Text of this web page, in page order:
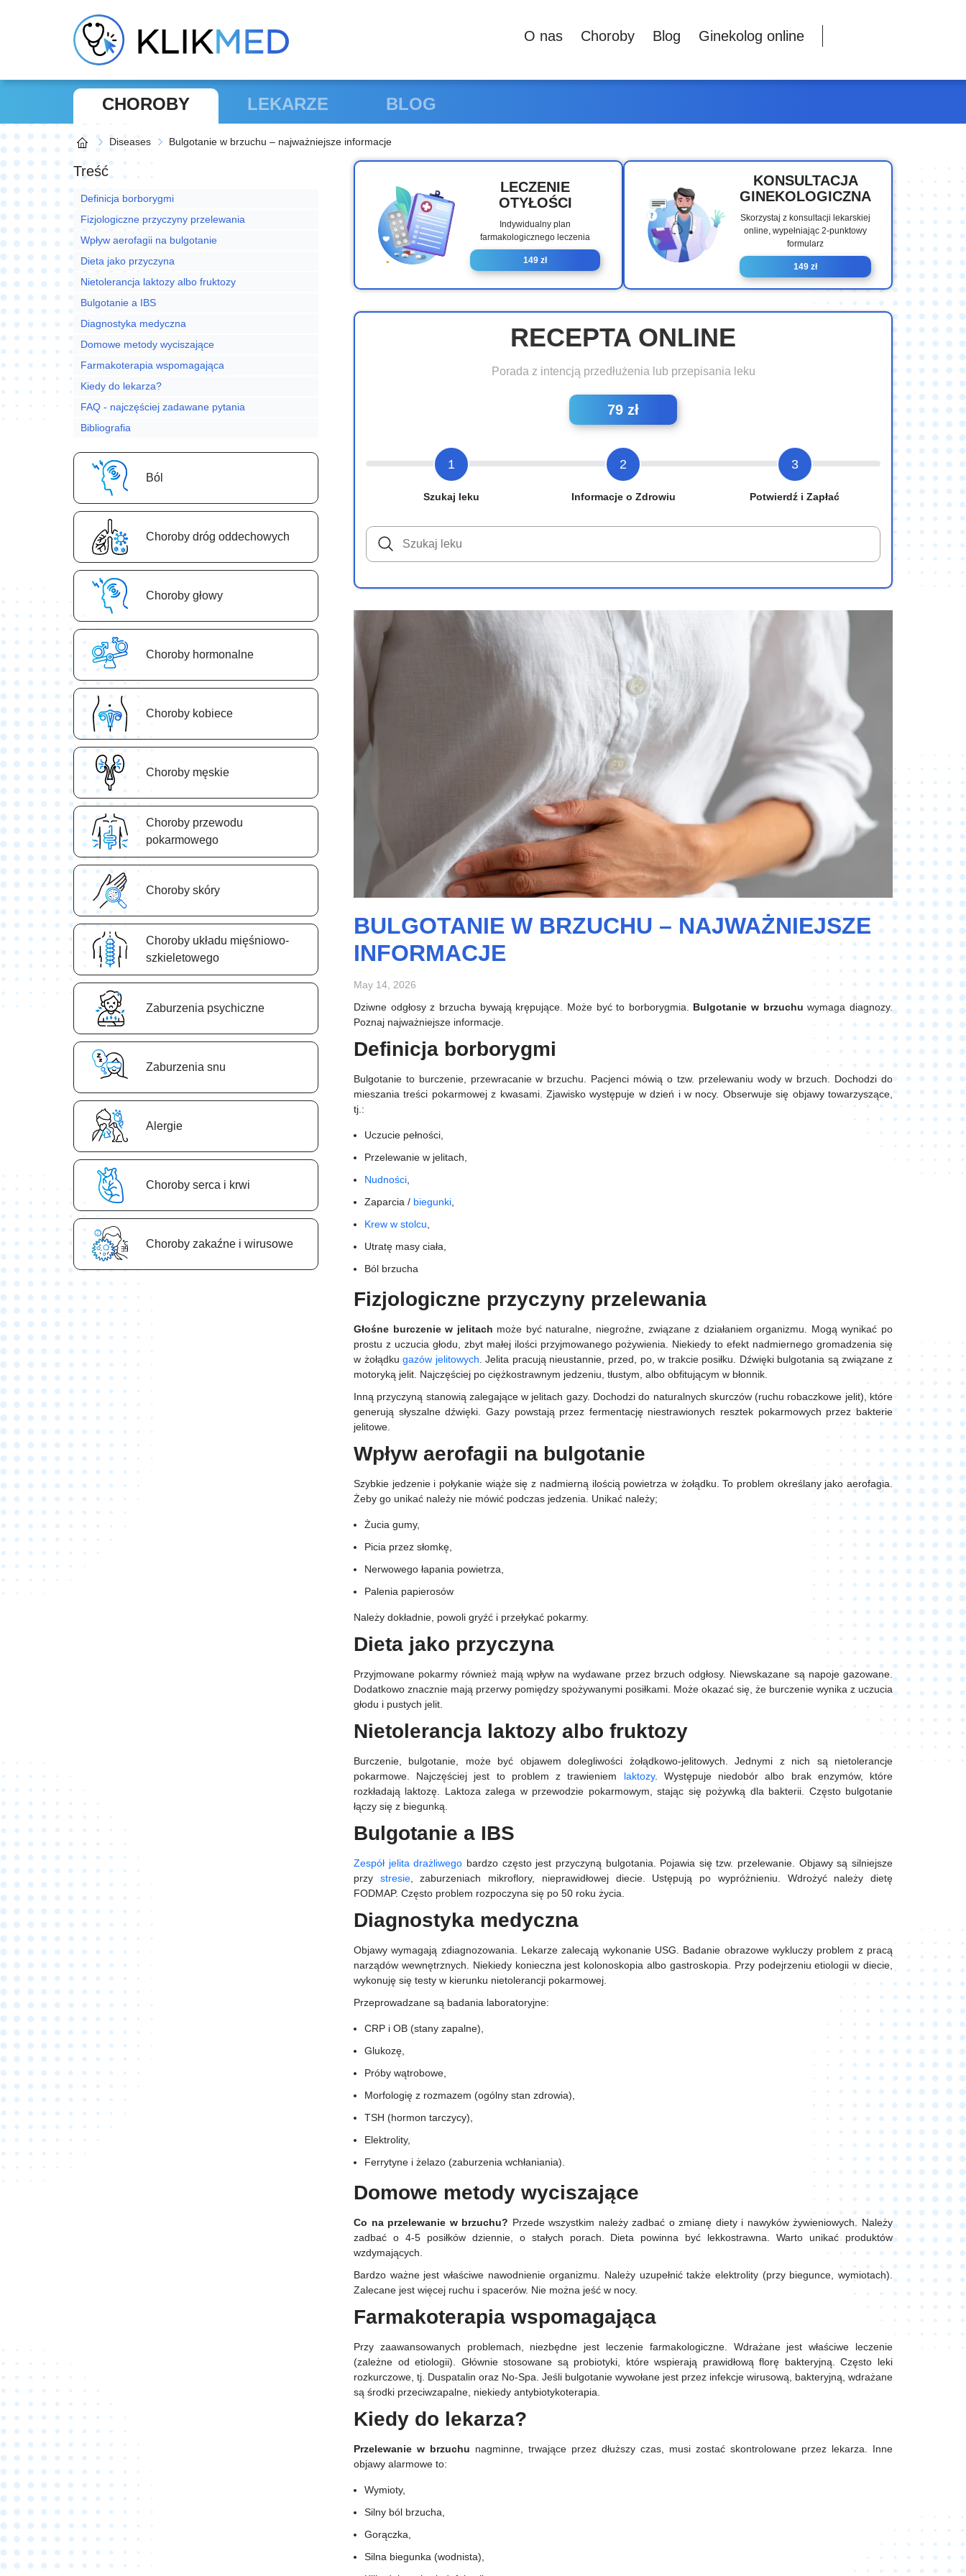
О nas Сhoroby Blog Ginekolog online
CHOROBY LEKARZE BLOG
Diseases Bulgotanie w brzuchu – najważniejsze informacje
Treść
Definicja borborygmi
Fizjologiczne przyczyny przelewania
Wpływ aerofagii na bulgotanie
Dieta jako przyczyna
Nietolerancja laktozy albo fruktozy
Bulgotanie a IBS
Diagnostyka medyczna
Domowe metody wyciszające
Farmakoterapia wspomagająca
Kiedy do lekarza?
FAQ - najczęściej zadawane pytania
Bibliografia
Ból
Choroby dróg oddechowych
Choroby głowy
Choroby hormonalne
Choroby kobiece
Choroby męskie
Choroby przewodu
pokarmowego
Choroby skóry
Choroby układu mięśniowo-
szkieletowego
Zaburzenia psychiczne
Zaburzenia snu
Аlergie
Сhoroby serca i krwi
Сhoroby zakaźne i wirusowe
LECZENIE
OTYŁOŚCI
Indywidualny plan
farmakologicznego leczenia
149 zł
KONSULTACJA
GINEKOLOGICZNA
Skorzystaj z konsultacji lekarskiej
online, wypełniając 2-punktowy
formularz
149 zł
RECEPTA ONLINE
Porada z intencją przedłużenia lub przepisania leku
79 zł
1
Szukaj leku
2
Informacje o Zdrowiu
3
Potwierdź i Zapłać
BULGOTANIE W BRZUCHU – NAJWAŻNIEJSZE
INFORMACJE
May 14, 2026
Dziwne odgłosy z brzucha bywają krępujące. Może być to borborygmia. Bulgotanie w brzuchu wymaga diagnozy.
Poznaj najważniejsze informacje.
Definicja borborygmi
Bulgotanie to burczenie, przewracanie w brzuchu. Pacjenci mówią o tzw. przelewaniu wody w brzuch. Dochodzi do
mieszania treści pokarmowej z kwasami. Zjawisko występuje w dzień i w nocy. Obserwuje się objawy towarzyszące,
tj.:
Uczucie pełności,
Przelewanie w jelitach,
Nudności
Zaparcia / biegunki
Krew w stolcu
Utratę masy ciała,
Ból brzucha
Fizjologiczne przyczyny przelewania
Głośne burczenie w jelitach może być naturalne, niegroźne, związane z działaniem organizmu. Mogą wynikać po
prostu z uczucia głodu, zbyt małej ilości przyjmowanego pożywienia. Niekiedy to efekt nadmiernego gromadzenia się
w żołądkugazów jelitowych . Jelita pracują nieustannie, przed, po, w trakcie posiłku. Dźwięki bulgotania są związane z
motoryką jelit. Najczęściej po ciężkostrawnym jedzeniu, tłustym, albo obfitującym w błonnik.
Inną przyczyną stanowią zalegające w jelitach gazy. Dochodzi do naturalnych skurczów (ruchu robaczkowe jelit), które
generują słyszalne dźwięki. Gazy powstają przez fermentację niestrawionych resztek pokarmowych przez bakterie
jelitowe.
Wpływ aerofagii na bulgotanie
Szybkie jedzenie i połykanie wiąże się z nadmierną ilością powietrza w żołądku. To problem określany jako aerofagia.
Żeby go unikać należy nie mówić podczas jedzenia. Unikać należy;
Żucia gumy,
Picia przez słomkę,
Nerwowego łapania powietrza,
Palenia papierosów
Należy dokładnie, powoli gryźć i przełykać pokarmy.
Dieta jako przyczyna
Przyjmowane pokarmy również mają wpływ na wydawane przez brzuch odgłosy. Niewskazane są napoje gazowane.
Dodatkowo znacznie mają przerwy pomiędzy spożywanymi posiłkami. Może okazać się, że burczenie wynika z uczucia
głodu i pustych jelit.
Nietolerancja laktozy albo fruktozy
Burczenie, bulgotanie, może być objawem dolegliwości żołądkowo-jelitowych. Jednymi z nich są nietolerancje
pokarmowe. Najczęściej jest to problem z trawieniem laktozy. Występuje niedobór albo brak enzymów, które
rozkładają laktozę. Laktoza zalega w przewodzie pokarmowym, stając się pożywką dla bakterii. Często bulgotanie
łączy się z biegunką.
Bulgotanie a IBS
Zespół jelita drażliwego bardzo często jest przyczyną bulgotania. Pojawia się tzw. przelewanie. Objawy są silniejsze
przy stresie, zaburzeniach mikroflory, nieprawidłowej diecie. Ustępują po wypróżnieniu. Wdrożyć należy dietę
FODMAP. Często problem rozpoczyna się po 50 roku życia.
Diagnostyka medyczna
Objawy wymagają zdiagnozowania. Lekarze zalecają wykonanie USG. Badanie obrazowe wykluczy problem z pracą
narządów wewnętrznych. Niekiedy konieczna jest kolonoskopia albo gastroskopia. Przy podejrzeniu etiologii w diecie,
wykonuję się testy w kierunku nietolerancji pokarmowej.
Przeprowadzane są badania laboratoryjne:
CRP i OB (stany zapalne),
Glukozę,
Próby wątrobowe,
Morfologię z rozmazem (ogólny stan zdrowia),
TSH (hormon tarczycy),
Elektrolity,
Ferrytyne i żelazo (zaburzenia wchłaniania).
Domowe metody wyciszające
Co na przelewanie w brzuchu? Przede wszystkim należy zadbać o zmianę diety i nawyków żywieniowych. Należy
zadbać o 4-5 posiłków dziennie, o stałych porach. Dieta powinna być lekkostrawna. Warto unikać produktów
wzdymających.
Bardzo ważne jest właściwe nawodnienie organizmu. Należy uzupełnić także elektrolity (przy biegunce, wymiotach).
Zalecane jest więcej ruchu i spacerów. Nie można jeść w nocy.
Farmakoterapia wspomagająca
Przy zaawansowanych problemach, niezbędne jest leczenie farmakologiczne. Wdrażane jest właściwe leczenie
(zależne od etiologii). Głównie stosowane są probiotyki, które wspierają prawidłową florę bakteryjną. Często leki
rozkurczowe, tj. Duspatalin oraz No-Spa. Jeśli bulgotanie wywołane jest przez infekcje wirusową, bakteryjną, wdrażane
są środki przeciwzapalne, niekiedy antybiotykoterapia.
Kiedy do lekarza?
Przelewanie w brzuchu nagminne, trwające przez dłuższy czas, musi zostać skontrolowane przez lekarza. Inne
objawy alarmowe to:
Wymioty,
Silny ból brzucha,
Gorączka,
Silna biegunka (wodnista),